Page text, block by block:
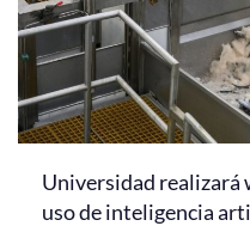
Universidad realizará
uso de inteligencia